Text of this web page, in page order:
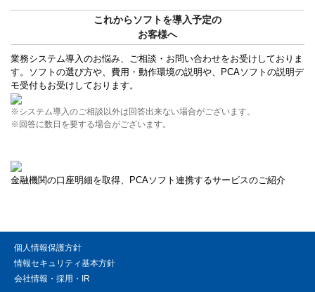
これからソフトを導入予定の
お客様へ
業務システム導入のお悩み、ご相談・お問い合わせをお受けしておりま
す。ソフトの選び方や、費用・動作環境の説明や、PCAソフトの説明デ
モ受付もお受けしております。
※システム導入のご相談以外は回答出来ない場合がございます。
※回答に数日を要する場合がございます。
金融機関の口座明細を取得、PCAソフト連携するサービスのご紹介
個人情報保護方針
情報セキュリティ基本方針
会社情報・採用・IR